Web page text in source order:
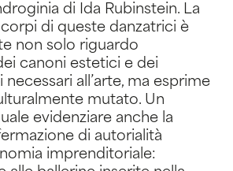
di Ida Rubinstein. La
di queste danzatrici è
non solo riguardo
canoni estetici e dei
all’arte, ma esprime
mutato. Un
evidenziare anche la
di autorialità
imprenditoriale: